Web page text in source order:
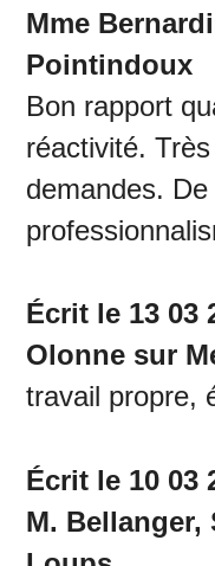
Mme
Pointindoux
Bon rapport
réactivité.
demandes.
Écrit le 13 03
Olonne sur
travail propre,
Écrit le 10 03
M. Bellanger,